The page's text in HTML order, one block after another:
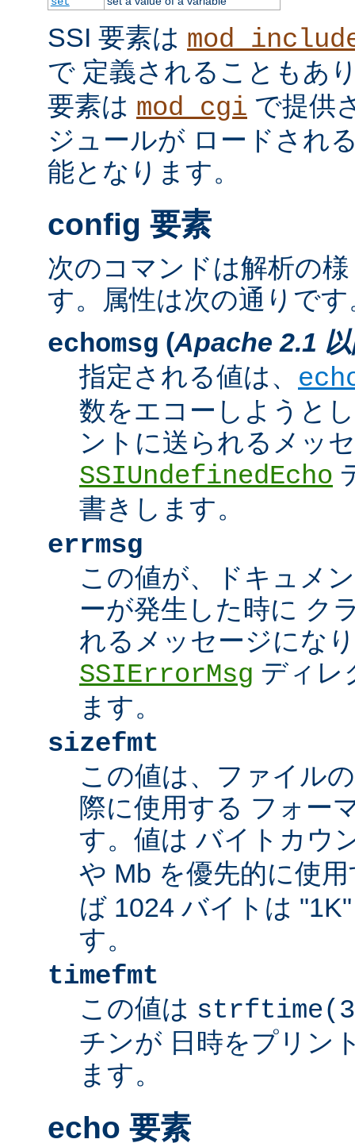
SSI 要素は
で 定義されることもあ
要素は mod_cgi で提供
ジュールが ロードされ
能となります。
config 要素
次のコマンドは解析の
す。属性は次の通りです
echomsg (Apache 2.1
指定される値は、
数をエコーしようと
ントに送られるメッ
SSIUndefinedEcho
書きします。
errmsg
この値が、ドキュメ
ーが発生した時に ク
れるメッセージにな
SSIErrorMsg ディレ
ます。
sizefmt
この値は、ファイル
際に使用する フォー
す。値は バイトカウ
や Mb を優先的に使
ば 1024 バイトは
す。
timefmt
この値は
チンが 日時をプリン
ます。
echo 要素